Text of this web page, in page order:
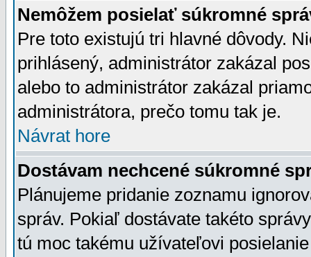
Nemôžem posielať súkromné
Pre toto existujú tri hlavné dôvody.
prihlásený, administrátor zakázal
alebo to administrátor zakázal
administrátora, prečo tomu tak je.
Návrat hore
Dostávam nechcené súkromné
Plánujeme pridanie zoznamu
správ. Pokiaľ dostávate takéto
tú moc takému užívateľovi